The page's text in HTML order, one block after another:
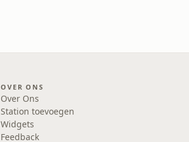
OVER ONS
Over Ons
Station toevoegen
Widgets
Feedback